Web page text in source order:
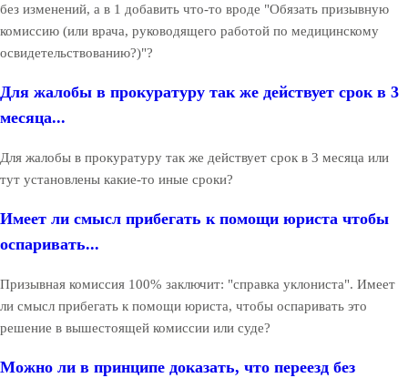
без изменений, а в 1 добавить что-то вроде "Обязать призывную
комиссию (или врача, руководящего работой по медицинскому
освидетельствованию?)"?
Для жалобы в прокуратуру так же действует срок в 3
месяца...
Для жалобы в прокуратуру так же действует срок в 3 месяца или
тут установлены какие-то иные сроки?
Имеет ли смысл прибегать к помощи юриста чтобы
оспаривать...
Призывная комиссия 100% заключит: "справка уклониста". Имеет
ли смысл прибегать к помощи юриста, чтобы оспаривать это
решение в вышестоящей комиссии или суде?
Можно ли в принципе доказать, что переезд без